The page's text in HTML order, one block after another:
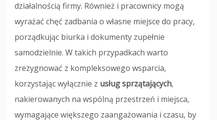
działalnością firmy. Również i pracownicy mogą
wyrażać chęć zadbania o własne miejsce do pracy,
porządkując biurka i dokumenty zupełnie
samodzielnie. W takich przypadkach warto
zrezygnować z kompleksowego wsparcia,
korzystając wyłącznie z usług sprzątających,
nakierowanych na wspólną przestrzeń i miejsca,
wymagające większego zaangażowania i czasu, by